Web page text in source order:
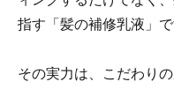
指す「髪の補修乳液」で
その実力は、こだわり